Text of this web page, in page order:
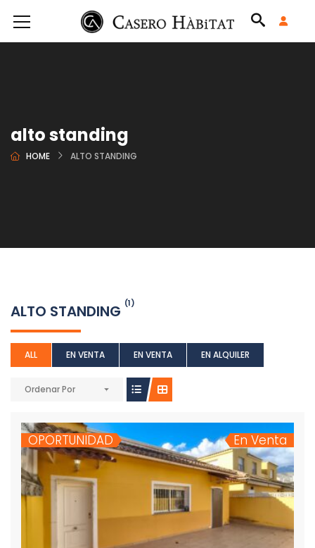
alto standing
HOME ALTO STANDING
ALTO STANDING (1)
ALL EN VENTA EN VENTA EN ALQUILER
Ordenar Por
OPORTUNIDAD En Venta